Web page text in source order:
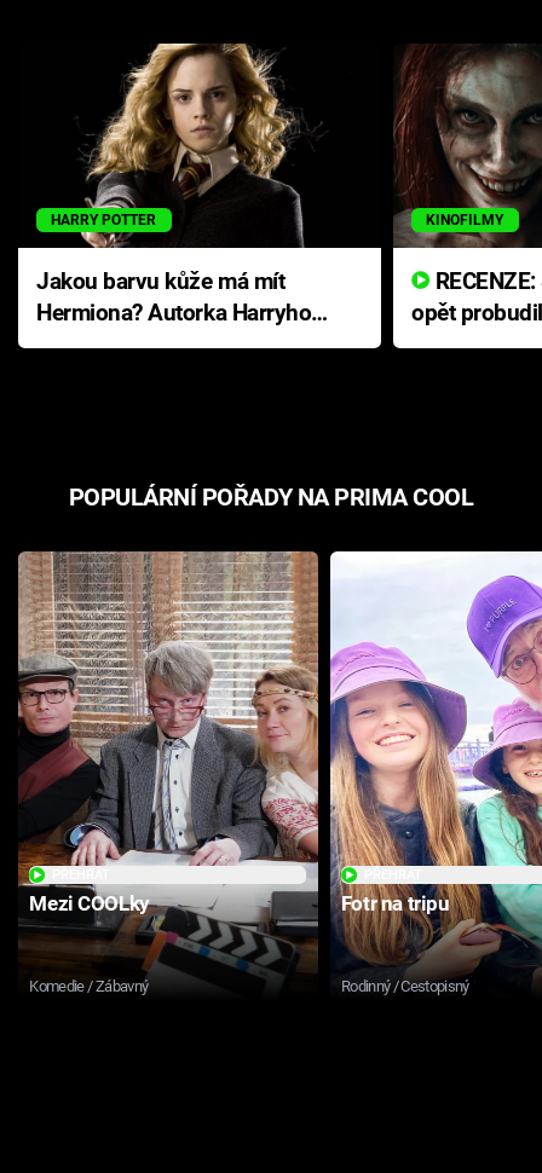
HARRY POTTER
Jakou barvu kůže má mít
Hermiona? Autorka Harryho
Pottera přišla s ráznou
KINOFILMY
opět
přichází s
POPULÁRNÍ POŘADY NA PRIMA COOL
Mezi COOLky
Komedie / Zábavný
Fotr na tripu
Rodinný / Cestopisný